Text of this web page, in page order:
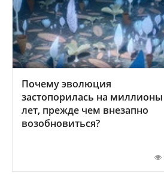
Почему эволюция
застопорилась на миллионы
лет, прежде чем внезапно
возобновиться?